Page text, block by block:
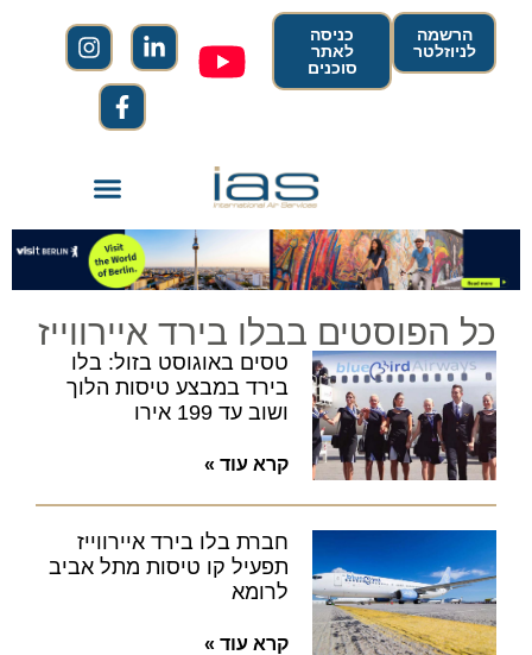
הרשמה
לניוזלטר
כניסה
לאתר
סוכנים
כל הפוסטים בבלו בירד איירווייז
טסים באוגוסט בזול: בלו
בירד במבצע טיסות הלוך
ושוב עד 199 אירו
קרא עוד »
חברת בלו בירד איירווייז
תפעיל קו טיסות מתל אביב
לרומא
קרא עוד »